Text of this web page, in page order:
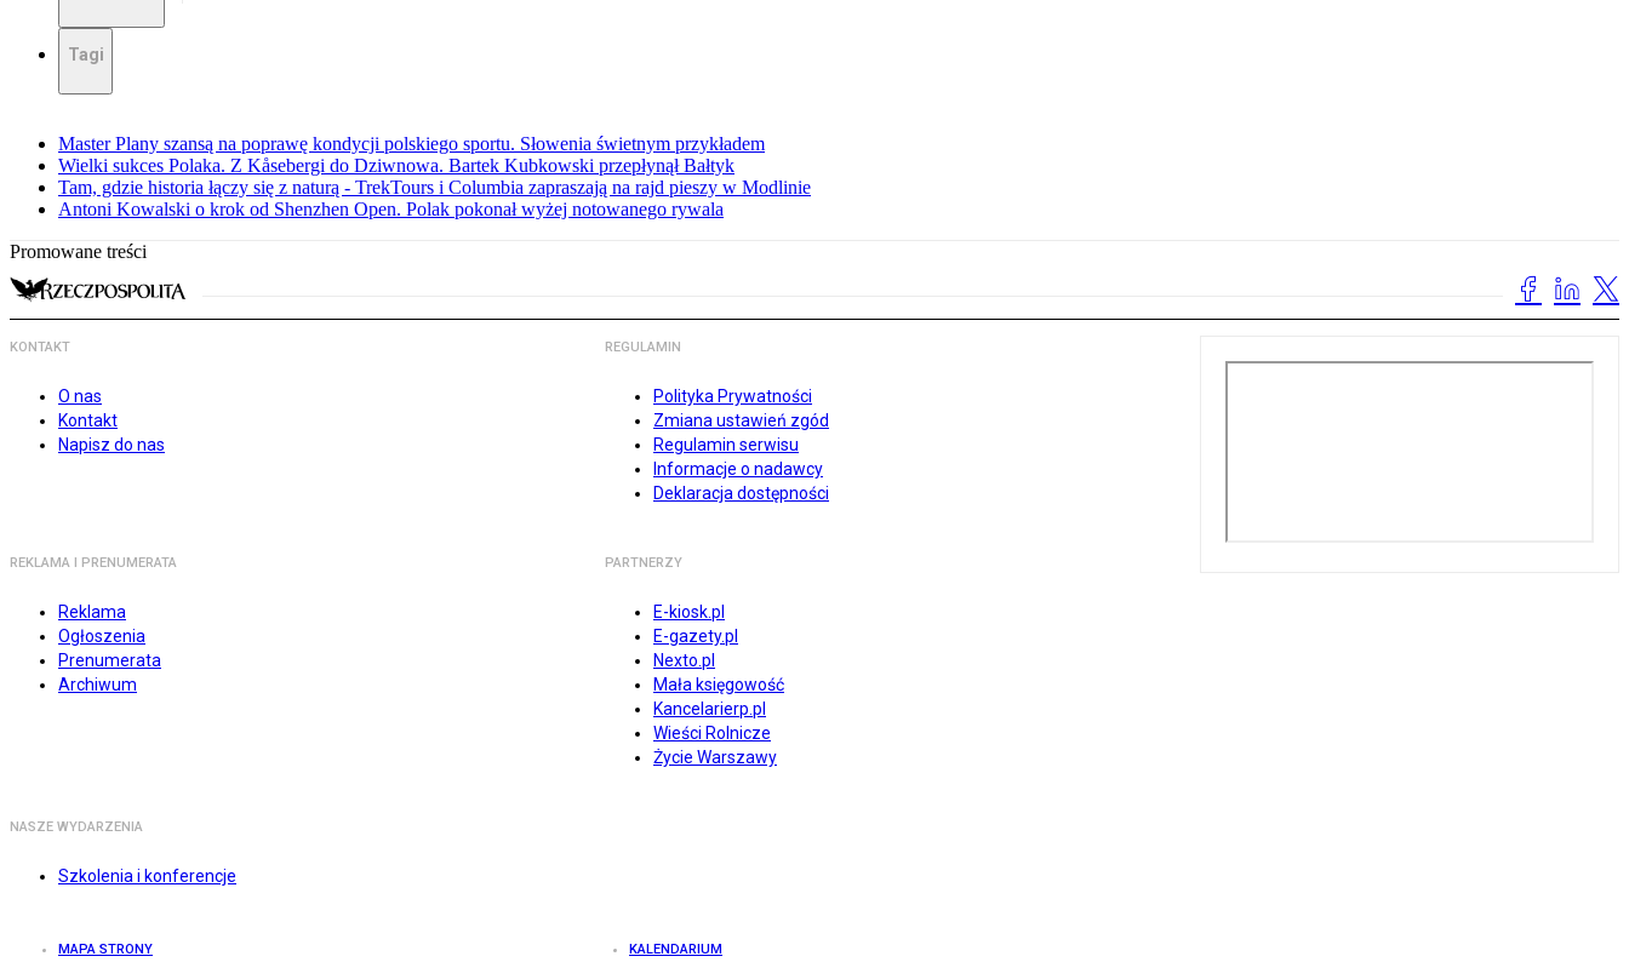
Tagi
Master Plany szansą na poprawę kondycji polskiego sportu. Słowenia świetnym przykładem
Wielki sukces Polaka. Z Kåsebergi do Dziwnowa. Bartek Kubkowski przepłynął Bałtyk
Tam, gdzie historia łączy się z naturą - TrekTours i Columbia zapraszają na rajd pieszy w Modlinie
Antoni Kowalski o krok od Shenzhen Open. Polak pokonał wyżej notowanego rywala
Promowane treści
KONTAKT
O nas
Kontakt
Napisz do nas
REGULAMIN
Polityka Prywatności
Zmiana ustawień zgód
Regulamin serwisu
Informacje o nadawcy
Deklaracja dostępności
REKLAMA I PRENUMERATA
Reklama
Ogłoszenia
Prenumerata
Archiwum
PARTNERZY
E-kiosk.pl
E-gazety.pl
Nexto.pl
Mała księgowość
Kancelarierp.pl
Wieści Rolnicze
Życie Warszawy
NASZE WYDARZENIA
Szkolenia i konferencje
MAPA STRONY KALENDARIUM